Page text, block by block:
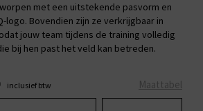
met een uitstekende pasvorm en
logo. Bovendien zijn ze verkrijgbaar in
jouw team tijdens de training volledig
bij hen past het veld kan betreden.
Maattabel
inclusief btw